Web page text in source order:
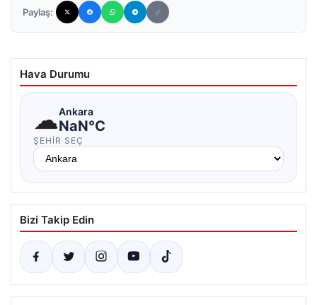
Paylaş:
Hava Durumu
☁Ankara
NaN°C
ŞEHIR SEÇ
Bizi Takip Edin